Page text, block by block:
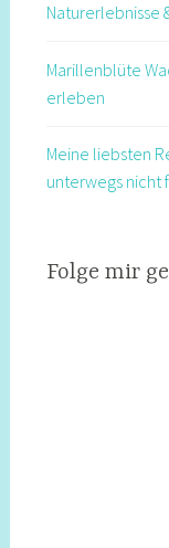
Naturerlebnisse
Marillenblüte
erleben
Meine liebsten
unterwegs nicht
Folge mir